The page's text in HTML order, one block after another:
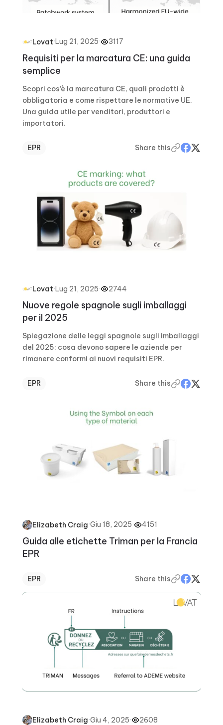
Lovat·Lug 21, 2025· 3117
Requisiti per la marcatura CE: una guida
semplice
Scopri cos’è la marcatura CE, quali prodotti è
obbligatoria e come rispettare le normative UE.
Una guida utile per venditori, produttori e
importatori.
EPR Share this
Lovat·Lug 21, 2025· 2744
Nuove regole spagnole sugli imballaggi
per il 2025
Spiegazione delle leggi spagnole sugli imballaggi
del 2025: cosa devono sapere le aziende per
rimanere conformi ai nuovi requisiti EPR.
EPR Share this
Elizabeth Craig·Giu 18, 2025· 4151
Guida alle etichette Triman per la Francia
EPR
EPR Share this
Elizabeth Craig·Giu 4, 2025· 2608